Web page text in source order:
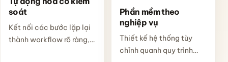
soát
Kết nối các bước lặp lại
thành workflow rõ ràng,
Phần mềm theo
nghiệp vụ
Thiết kế hệ thống tùy
chỉnh quanh quy trình